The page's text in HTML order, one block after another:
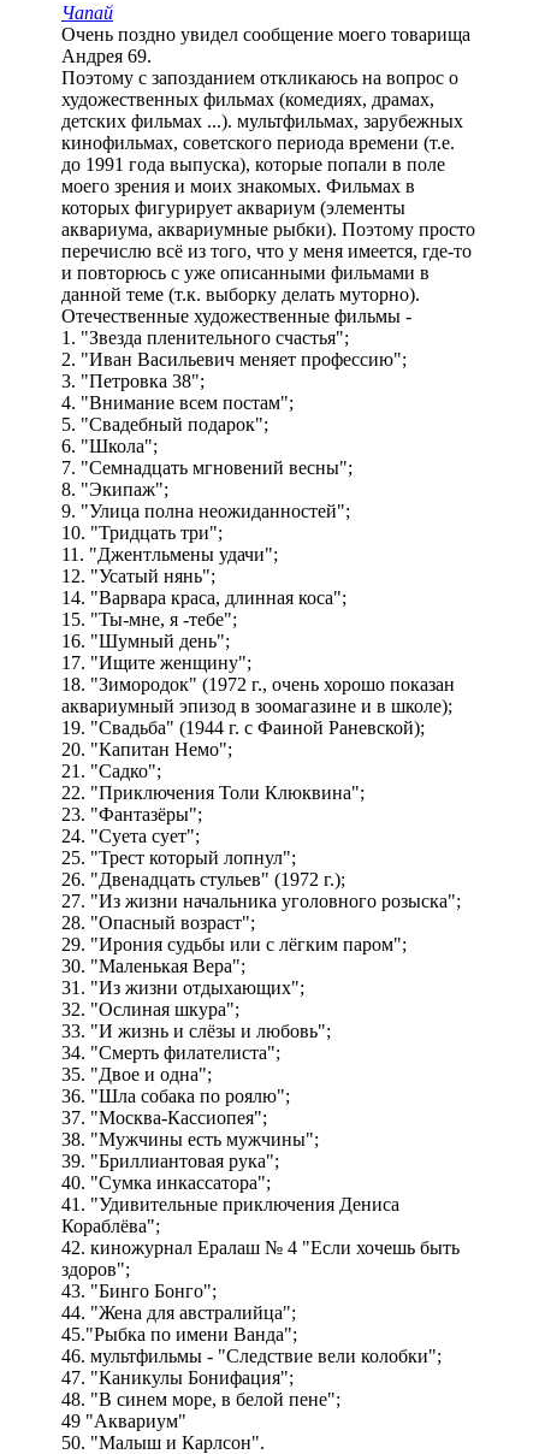
Чапай
Очень поздно увидел сообщение моего товарища
Андрея 69.
Поэтому с запозданием откликаюсь на вопрос о
художественных фильмах (комедиях, драмах,
детских фильмах ...). мультфильмах, зарубежных
кинофильмах, советского периода времени (т.е.
до 1991 года выпуска), которые попали в поле
моего зрения и моих знакомых. Фильмах в
которых фигурирует аквариум (элементы
аквариума, аквариумные рыбки). Поэтому просто
перечислю всё из того, что у меня имеется, где-то
и повторюсь с уже описанными фильмами в
данной теме (т.к. выборку делать муторно).
Отечественные художественные фильмы -
1. "Звезда пленительного счастья";
2. "Иван Васильевич меняет профессию";
3. "Петровка 38";
4. "Внимание всем постам";
5. "Свадебный подарок";
6. "Школа";
7. "Семнадцать мгновений весны";
8. "Экипаж";
9. "Улица полна неожиданностей";
10. "Тридцать три";
11. "Джентльмены удачи";
12. "Усатый нянь";
14. "Варвара краса, длинная коса";
15. "Ты-мне, я -тебе";
16. "Шумный день";
17. "Ищите женщину";
18. "Зимородок" (1972 г., очень хорошо показан
аквариумный эпизод в зоомагазине и в школе);
19. "Свадьба" (1944 г. с Фаиной Раневской);
20. "Капитан Немо";
21. "Садко";
22. "Приключения Толи Клюквина";
23. "Фантазёры";
24. "Суета сует";
25. "Трест который лопнул";
26. "Двенадцать стульев" (1972 г.);
27. "Из жизни начальника уголовного розыска";
28. "Опасный возраст";
29. "Ирония судьбы или с лёгким паром";
30. "Маленькая Вера";
31. "Из жизни отдыхающих";
32. "Ослиная шкура";
33. "И жизнь и слёзы и любовь";
34. "Смерть филателиста";
35. "Двое и одна";
36. "Шла собака по роялю";
37. "Москва-Кассиопея";
38. "Мужчины есть мужчины";
39. "Бриллиантовая рука";
40. "Сумка инкассатора";
41. "Удивительные приключения Дениса
Кораблёва";
42. киножурнал Ералаш № 4 "Если хочешь быть
здоров";
43. "Бинго Бонго";
44. "Жена для австралийца";
45."Рыбка по имени Ванда";
46. мультфильмы - "Следствие вели колобки";
47. "Каникулы Бонифация";
48. "В синем море, в белой пене";
49 "Аквариум"
50. "Малыш и Карлсон".